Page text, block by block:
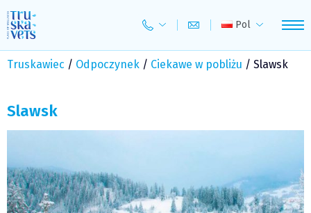
to
content
Pol
Truskawiec / Odpoczynek / Ciekawe w pobliżu / Slawsk
Slawsk